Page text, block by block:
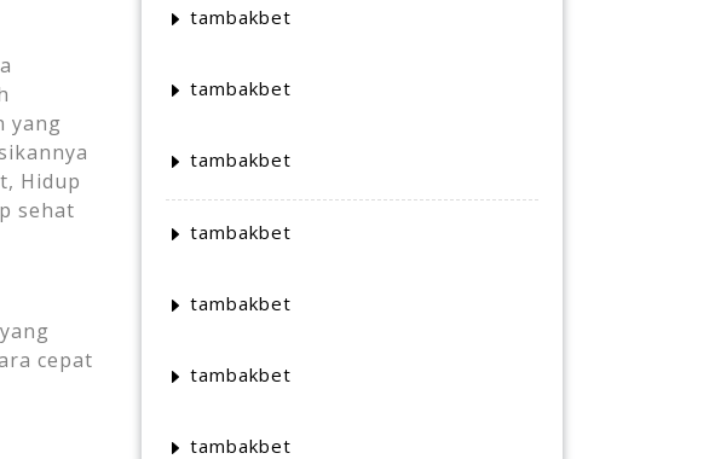
yang
Hidup
sehat
cepat
tambakbet
tambakbet
tambakbet
tambakbet
tambakbet
tambakbet
tambakbet